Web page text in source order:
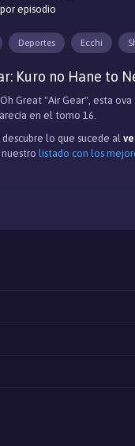
episodio
Deportes Ecchi
Kuro no Hane to
Great "Air Gear", esta
en el tomo 16.
lo que sucede al
listado con los